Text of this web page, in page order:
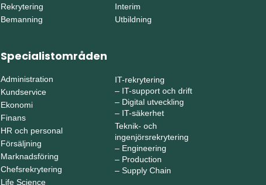
Rekrytering
Bemanning
Interim
Utbildning
Specialistområden
Administration
Kundservice
Ekonomi
Finans
HR och personal
Försäljning
Marknadsföring
Chefsrekrytering
Life Science
IT-rekrytering
– IT-support och drift
– Digital utveckling
– IT-säkerhet
Teknik- och
ingenjörsrekrytering
– Engineering
– Production
– Supply Chain